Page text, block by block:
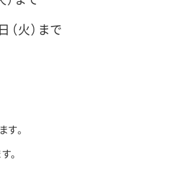
火）まで
。
。